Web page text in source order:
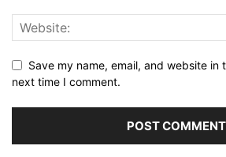
Save my name, email, and website in
next time I comment.